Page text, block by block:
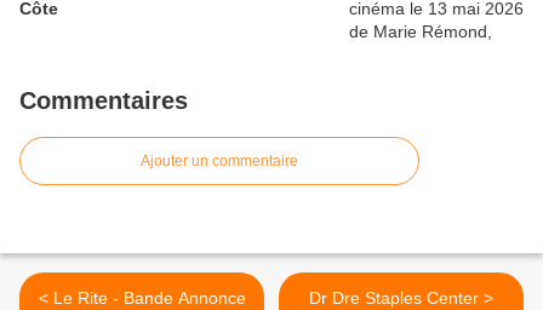
Côte
Commentaires
Ajouter un commentaire
< Le Rite - Bande Annonce
Dr Dre Staples Center >